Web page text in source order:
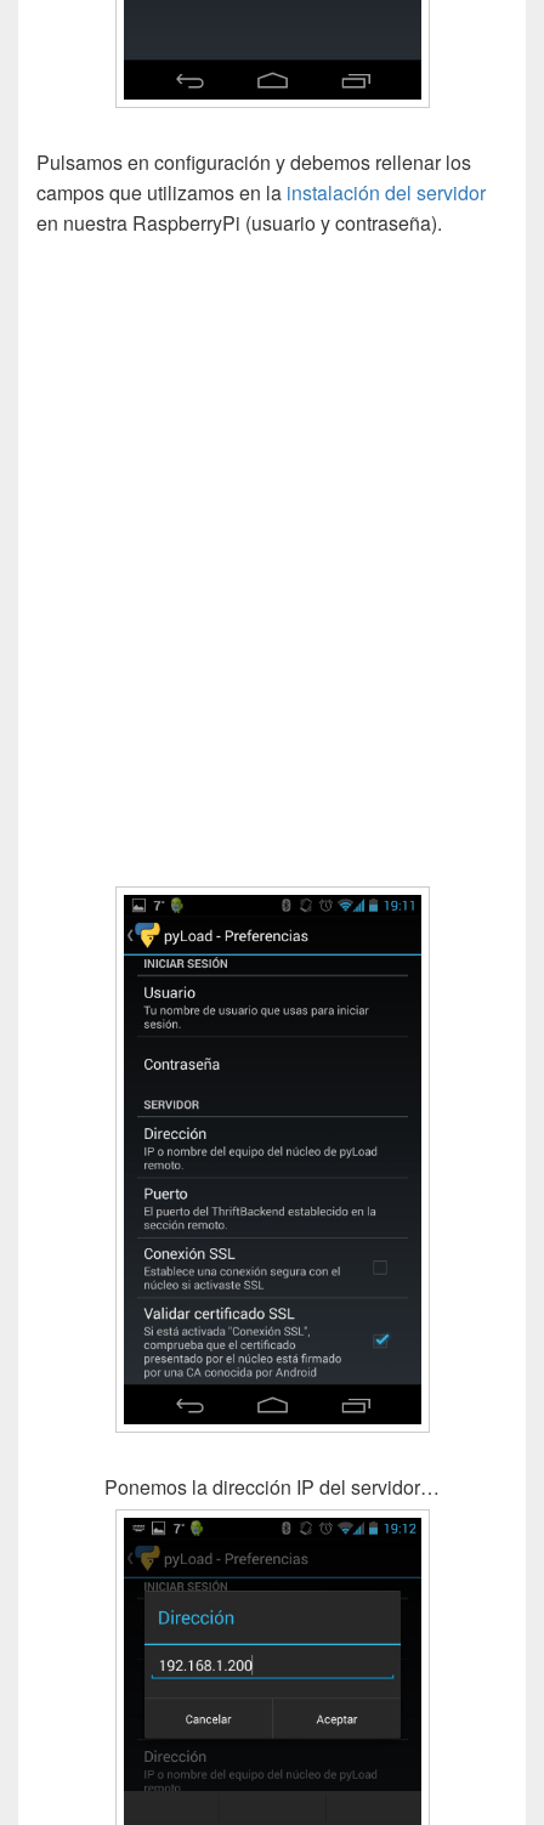
Pulsamos en configuración y debemos rellenar los
campos que utilizamos en la instalación del servidor
en nuestra RaspberryPi (usuario y contraseña).
Ponemos la dirección IP del servidor…